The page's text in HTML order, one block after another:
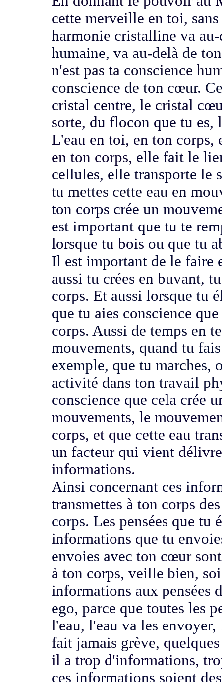
cette merveille en toi,
harmonie cristalline va
humaine,va au-delà de
n'est pas ta conscience
conscience de ton cœur.
cristal centre, le cristal
sorte, du flocon que tu es,
L'eau en toi, en ton corps,
en ton corps, elle fait le
cellules, elle transporte le
tu mettes cette eau en
ton corps crée un
est important que tu te
lorsque tu bois ou que tu
Il est important de le faire
aussi tu crées en buvant,
corps. Et aussi lorsque tu
quetu aies conscience
corps. Aussi de temps en
mouvements, quand tu
exemple, que tu marches,
activité dans ton travail
conscience que cela crée
mouvements, le
corps, et que cette eau
un facteur qui vient
informations.
Ainsi concernant ces
transmettes à ton corps
corps. Les pensées que tu
informations que tu
envoies avecton cœur
à ton corps, veille bien,
informations aux pensées
ego,parce que toutes les
l'eau,l'eau va les
fait jamais grève,
il a trop d'informations,
ces informations soient